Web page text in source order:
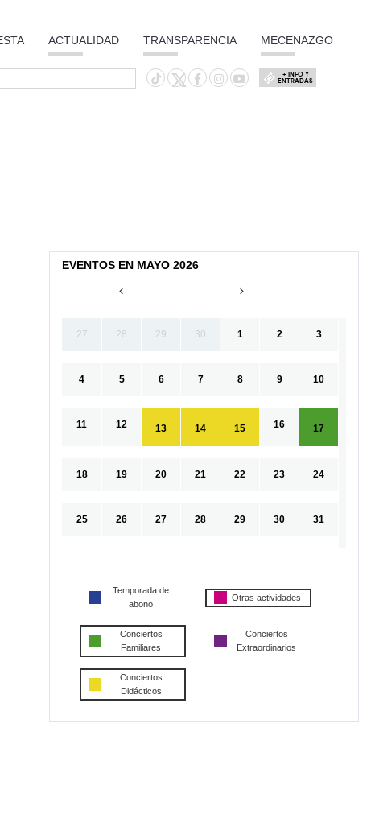
ACTUALIDAD TRANSPARENCIA MECENAZGO
+ INFO Y
ENTRADAS
EVENTOS EN MAYO 2026
27 28 29 30 1 2 3
4 5 6 7 8 9 10
11 12 13 14 15 16 17
18 19 20 21 22 23 24
25 26 27 28 29 30 31
Temporada de
abono
Otras actividades
Conciertos
Familiares
Conciertos
Extraordinarios
Conciertos
Didácticos